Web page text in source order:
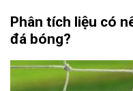
Phân tích liệu có
đá bóng?